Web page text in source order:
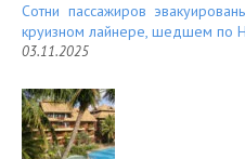
Сотни пассажиров
круизном лайнере, шедшем по
03.11.2025